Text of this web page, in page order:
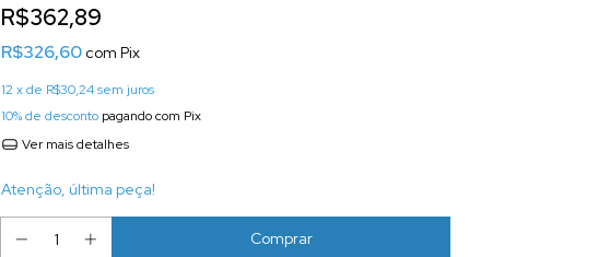
R$362,89
R$326,60 com Pix
12 x de R$30,24sem juros
10% de desconto pagando com Pix
Ver mais detalhes
Atenção, última peça!